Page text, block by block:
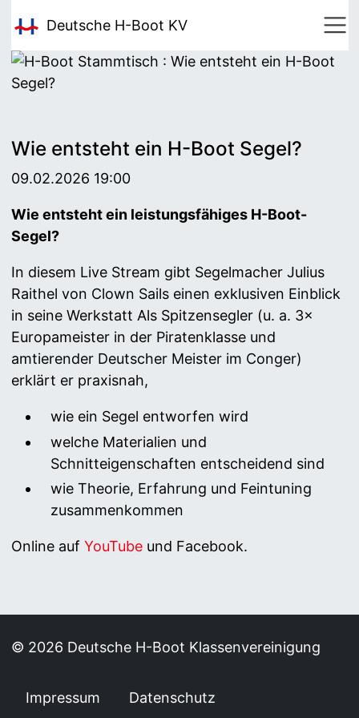
Deutsche H-Boot KV
Wie entsteht ein H-Boot Segel?
09.02.2026 19:00
Wie entsteht ein leistungsfähiges H-Boot-
Segel?
In diesem Live Stream gibt Segelmacher Julius
Raithel von Clown Sails einen exklusiven Einblick
in seine Werkstatt Als Spitzensegler (u. a. 3×
Europameister in der Piratenklasse und
amtierender Deutscher Meister im Conger)
erklärt er praxisnah,
wie ein Segel entworfen wird
welche Materialien und
Schnitteigenschaften entscheidend sind
wie Theorie, Erfahrung und Feintuning
zusammenkommen
Online auf YouTubeund Facebook.
© 2026 Deutsche H-Boot Klassenvereinigung
Impressum Datenschutz